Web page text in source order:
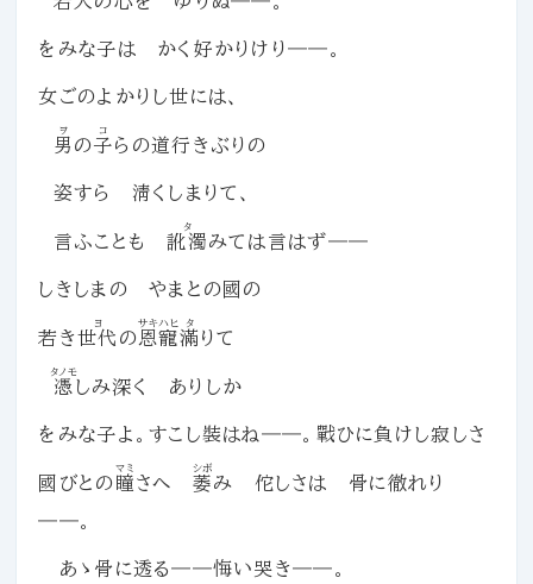
をみな子は かく好かりけり――。
女ごのよかりし世には、
男
ヲ
の子
コ
らの道行きぶりの
姿すら 淸くしまりて、
言ふことも訛濁
タ
みては言はず――
しきしまの やまとの國の
若き世代
ヨ
の恩寵
サキハヒ
滿
タ
りて
憑
タノモ
しみ深く ありしか
をみな子よ。すこし裝はね――。戰ひに負けし寂しさ
國びとの 瞳
マミ
さへ 萎
シボ
み 佗しさは 骨に徹れり
――。
あゝ骨に透る――悔い哭き――。